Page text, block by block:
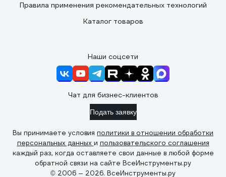
Правила применения рекомендательных технологий
Каталог товаров
Наши соцсети
Чат для бизнес-клиентов
Подать заявку
Вы принимаете условия политики в отношении обработки
персональных данных и пользовательского соглашения
каждый раз, когда оставляете свои данные в любой форме
обратной связи на сайте ВсеИнструменты.ру
© 2006 — 2026. ВсеИнструменты.ру